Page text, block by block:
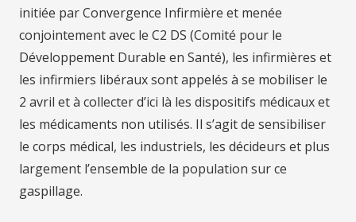
initiée par Convergence Infirmière et menée
conjointement avec le C2 DS (Comité pour le
Développement Durable en Santé), les infirmières et
les infirmiers libéraux sont appelés à se mobiliser le
2 avril et à collecter d’ici là les dispositifs médicaux et
les médicaments non utilisés. Il s’agit de sensibiliser
le corps médical, les industriels, les décideurs et plus
largement l’ensemble de la population sur ce
gaspillage.